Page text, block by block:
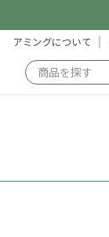
アミングについて